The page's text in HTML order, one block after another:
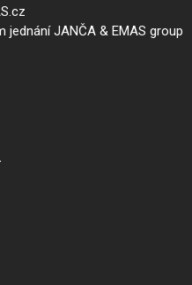
JANČA & EMAS group